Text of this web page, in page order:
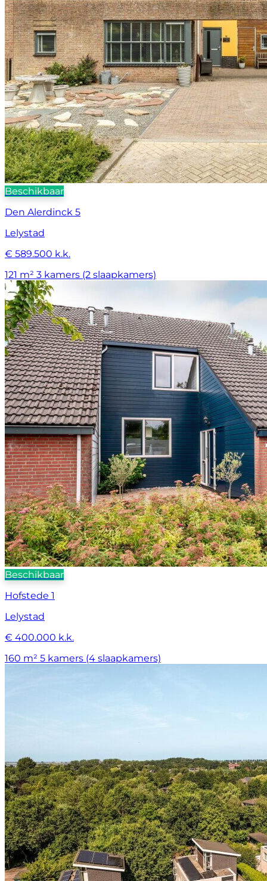
Beschikbaar
Den Alerdinck 5
Lelystad
€ 589.500 k.k.
121 m² 3 kamers (2 slaapkamers)
Beschikbaar
Hofstede 1
Lelystad
€ 400.000 k.k.
160 m² 5 kamers (4 slaapkamers)